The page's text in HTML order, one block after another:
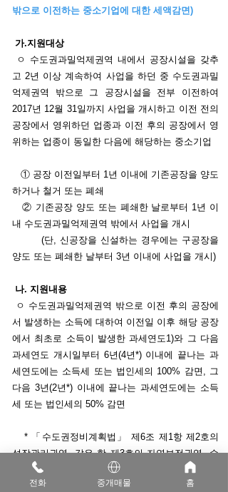
밖으로 이전하는 중소기업에 대한 세액감면)
가.지원대상
ㅇ 수도권과밀억제권역 내에서 공장시설을 갖추
고 2년 이상 계속하여 사업을 하던 중 수도권과밀
억제권역 밖으로 그 공장시설을 전부 이전하여
2017년 12월 31일까지 사업을 개시하고 이전 전의
공장에서 영위하던 업종과 이전 후의 공장에서 영
위하는 업종이 동일한 다음에 해당하는 중소기업
① 공장 이전일부터 1년 이내에 기존공장을 양도
하거나 철거 또는 폐쇄
② 기존공장 양도 또는 폐쇄한 날로부터 1년 이
내 수도권과밀억제권역 밖에서 사업을 개시
(단, 신공장을 신설하는 경우에는 구공장을
양도 또는 폐쇄한 날부터 3년 이내에 사업을 개시)
나. 지원내용
ㅇ 수도권과밀억제권역 밖으로 이전 후의 공장에
서 발생하는 소득에 대하여 이전일 이후 해당 공장
에서 최초로 소득이 발생한 과세연도1)와 그 다음
과세연도 개시일부터 6년(4년*) 이내에 끝나는 과
세연도에는 소득세 또는 법인세의 100% 감면, 그
다음 3년(2년*) 이내에 끝나는 과세연도에는 소득
세 또는 법인세의 50% 감면
* 「수도권정비계획법」 제6조 제1항 제2호의
성장관리권역, 같은 항 제3호의 자연보전권역, 수
도권 외 지역에 소재하는 광역시 및 구미시, 김해
시, 아산시, 원주시, 익산시, 전주시, 제주시, 진주
전화 중개매물 홈